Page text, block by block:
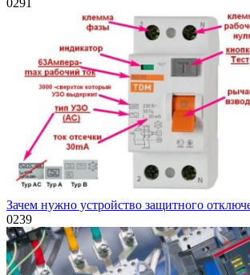
Зачем нужно устройство защитного
0239